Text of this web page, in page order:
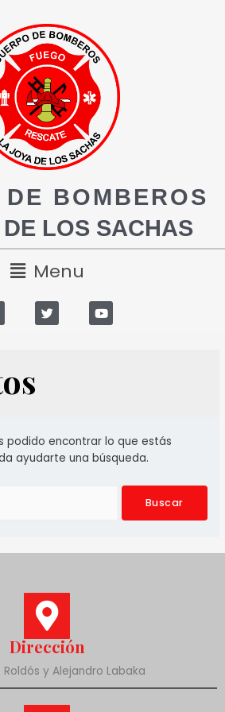
DE BOMBEROS
LOS SACHAS
Menu
podido encontrar lo que estás
ayudarte una búsqueda.
Dirección
Roldós y Alejandro Labaka